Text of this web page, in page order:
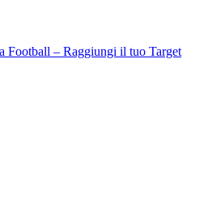
Football – Raggiungi il tuo Target